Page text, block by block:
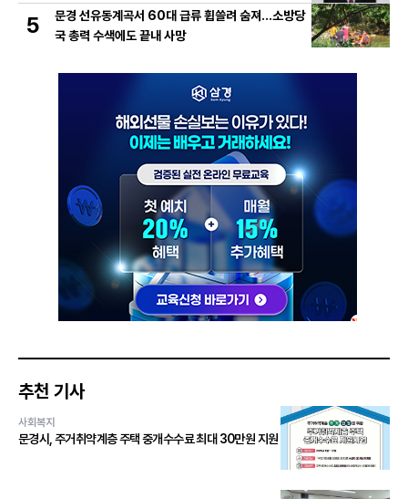
5
문경 선유동계곡서 60대 급류 휩쓸려 숨져…소방당
국 총력 수색에도 끝내 사망
추천 기사
사회복지
문경시, 주거취약계층 주택 중개수수료 최대 30만원 지원